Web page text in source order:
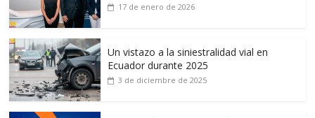
17 de enero de 2026
Un vistazo a la siniestralidad vial en
Ecuador durante 2025
3 de diciembre de 2025